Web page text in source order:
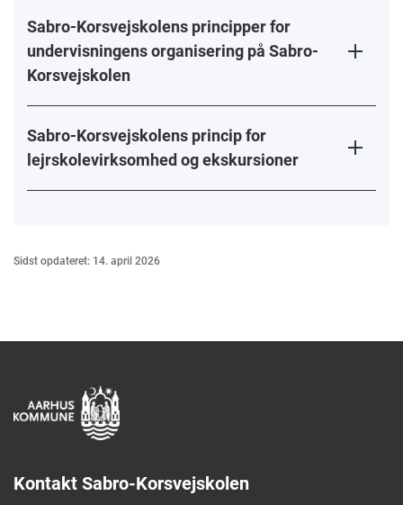
Sabro-Korsvejskolens principper for
undervisningens organisering på Sabro-
Korsvejskolen
Sabro-Korsvejskolens princip for
lejrskolevirksomhed og ekskursioner
Sidst opdateret: 14. april 2026
Kontakt Sabro-Korsvejskolen